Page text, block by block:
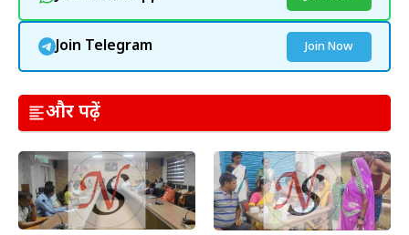
Join Telegram Join Now
और पढ़ें